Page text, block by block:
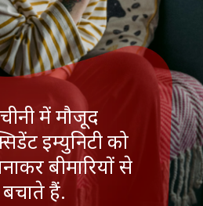
में मौजूद
इम्युनिटी को
बीमारियों से
बचाते हैं.